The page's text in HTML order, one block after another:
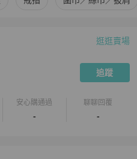
逛逛賣場
追蹤
安心購通過
-
聊聊回覆
-